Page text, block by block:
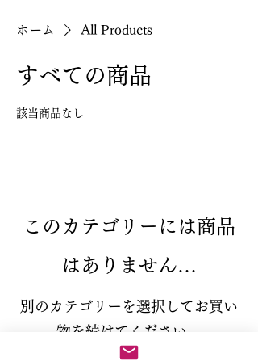
ホーム All Products
すべての商品
該当商品なし
このカテゴリーには商品
はありません…
別のカテゴリーを選択してお買い
物を続けてください。